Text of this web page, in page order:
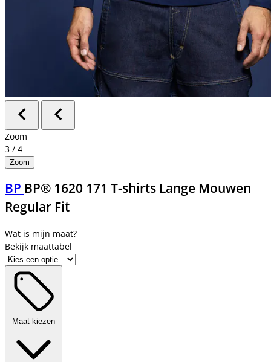
Zoom
3 / 4
Zoom
BP BP® 1620 171 T-shirts Lange Mouwen
Regular Fit
Bekijk maattabel
Maat kiezen